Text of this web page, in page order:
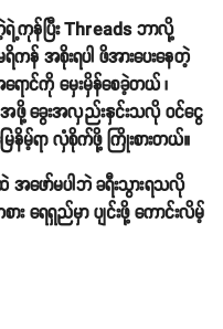
ကုန်ပြီး Threads ဘာလို့
ကန် အစိုးရပါ ဖိအားပေးနေတဲ့
ာင်ကို မှေးမှိန်စေခဲ့တယ် ၊
အဖို့ ခွေးအလှည်းနှင်းသလို ဝင်ငွေ
နိမ့်ရာ လှံစိုက်ဖို့ ကြိုးစားတယ်။
အဖော်မပါဘဲ ခရီးသွားရသလို
း ရေရှည်မှာ ပျင်းဖို့ ကောင်းလိမ့်